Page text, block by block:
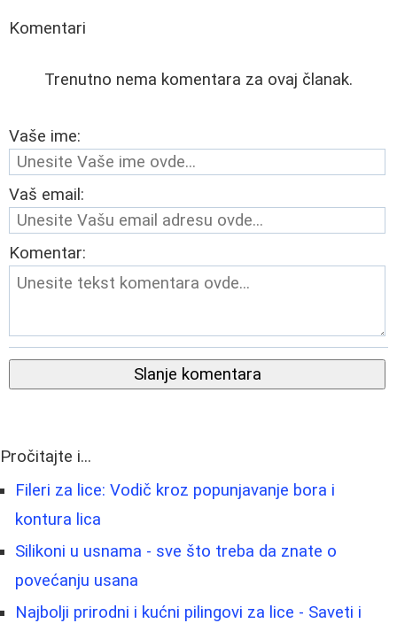
Komentari
Trenutno nema komentara za ovaj članak.
Vaše ime:
Vaš email:
Komentar:
Slanje komentara
Pročitajte i...
Fileri za lice: Vodič kroz popunjavanje bora i
kontura lica
Silikoni u usnama - sve što treba da znate o
povećanju usana
Najbolji prirodni i kućni pilingovi za lice - Saveti i